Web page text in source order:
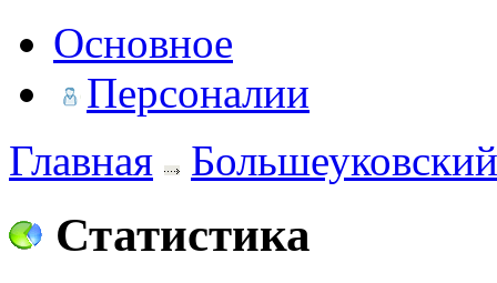
Основное
Персоналии
Главная
Статистика